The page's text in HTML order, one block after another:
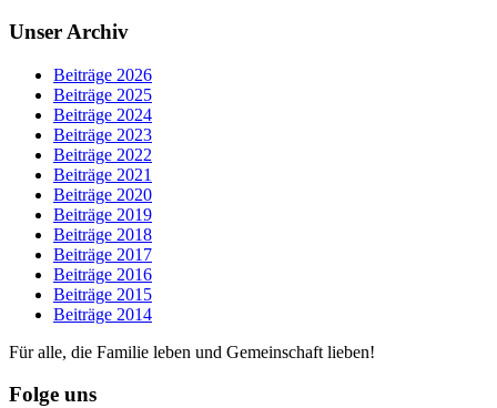
Unser Archiv
Beiträge 2026
Beiträge 2025
Beiträge 2024
Beiträge 2023
Beiträge 2022
Beiträge 2021
Beiträge 2020
Beiträge 2019
Beiträge 2018
Beiträge 2017
Beiträge 2016
Beiträge 2015
Beiträge 2014
Für alle, die Familie leben und Gemeinschaft lieben!
Folge uns